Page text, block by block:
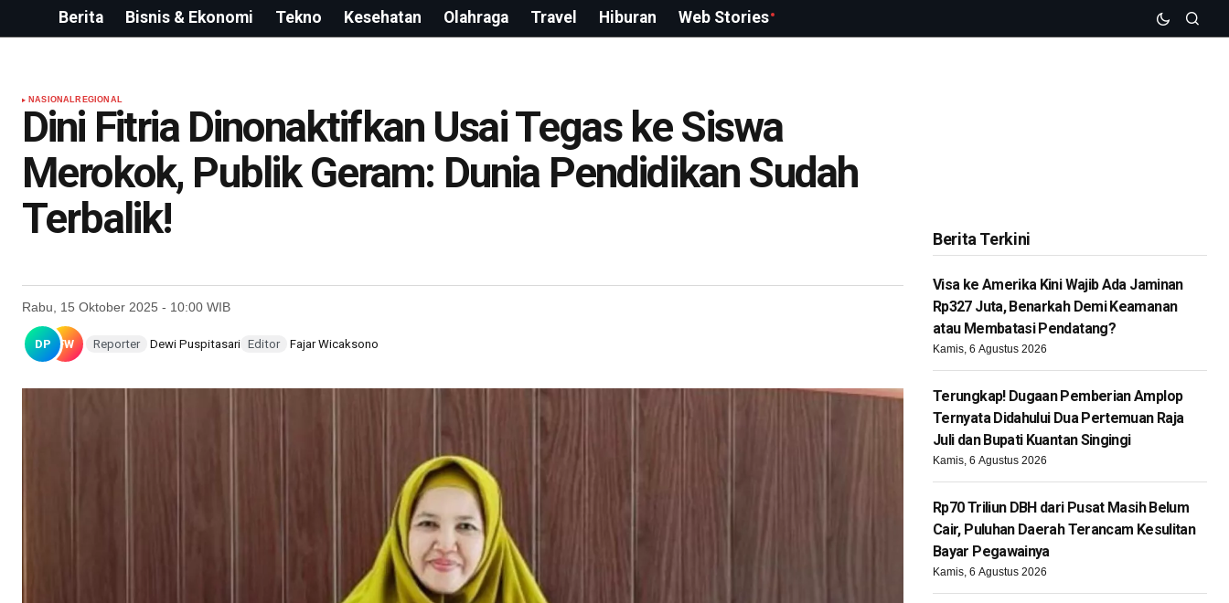
Berita Bisnis & Ekonomi Tekno Kesehatan Olahraga Travel Hiburan Web Stories
NASIONAL REGIONAL
Dini Fitria Dinonaktifkan Usai Tegas ke Siswa
Merokok, Publik Geram: Dunia Pendidikan Sudah
Terbalik!
Rabu, 15 Oktober 2025 - 10:00 WIB
DP FW Reporter Dewi Puspitasari Editor Fajar Wicaksono
Berita Terkini
Visa ke Amerika Kini Wajib Ada Jaminan
Rp327 Juta, Benarkah Demi Keamanan
atau Membatasi Pendatang?
Kamis, 6 Agustus 2026
Terungkap! Dugaan Pemberian Amplop
Ternyata Didahului Dua Pertemuan Raja
Juli dan Bupati Kuantan Singingi
Kamis, 6 Agustus 2026
Rp70 Triliun DBH dari Pusat Masih Belum
Cair, Puluhan Daerah Terancam Kesulitan
Bayar Pegawainya
Kamis, 6 Agustus 2026